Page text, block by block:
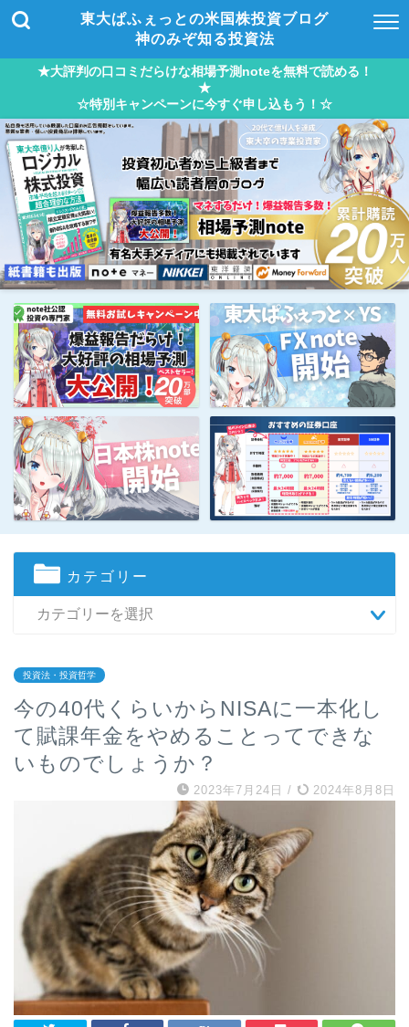
東大ぱふぇっとの米国株投資ブログ
神のみぞ知る投資法
★大評判の口コミだらけな相場予測noteを無料で読める！
★
☆特別キャンペーンに今すぐ申し込もう！☆
カテゴリー
投資法・投資哲学
今の40代くらいからNISAに一本化し
て賦課年金をやめることってできな
いものでしょうか？
2023年7月24日 / 2024年8月8日